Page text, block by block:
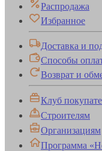
Распродажа
Избранное
Доставка и
Способы
Возврат и
Клуб
Строителям
Организациям
Программа